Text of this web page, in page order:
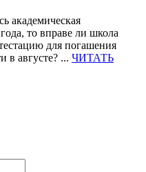
академическая
то вправе ли школа
для погашения
в августе? ... ЧИТАТЬ